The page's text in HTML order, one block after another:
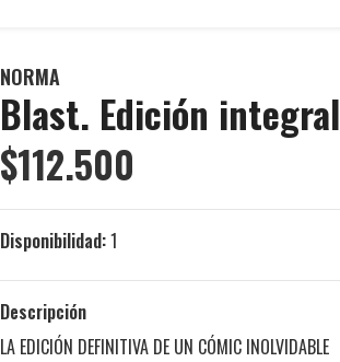
NORMA
Blast. Edición integral
$112.500
Disponibilidad:1
Descripción
LA EDICIÓN DEFINITIVA DE UN CÓMIC INOLVIDABLE